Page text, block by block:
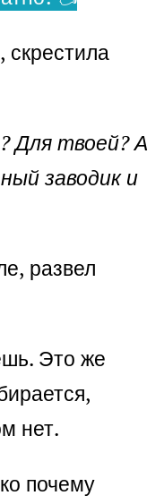
скрестила
Для твоей? А
заводик и
развел
Это же
нет.
почему